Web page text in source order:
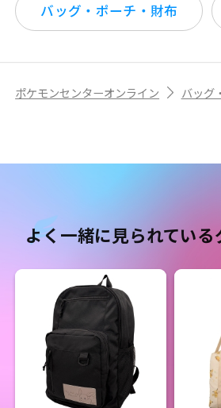
バッグ・ポーチ・財布
ポケモンセンターオンライン バッグ
よく一緒に見られている